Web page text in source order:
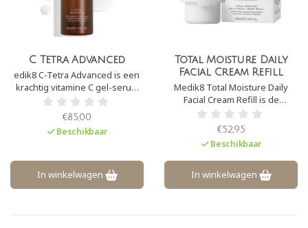
C Tetra Advanced
edik8 C-Tetra Advanced is een
krachtig vitamine C gel-serum
met 20% gestabiliseerde
vitamine C en fyto-
exosomen. Deze formule
verheldert de huid, versterkt de
antioxidant.
€85,00
Beschikbaar
In winkelwagen
Total Moisture Daily
Facial Cream Refill
Medik8 Total Moisture Daily
Facial Cream Refill is de
navulling van Medik8 Total
Moisture Daily Facial Cream. Dit
is een intensief hydraterende
huidlagen diep, om de huid te
voeden en te beschermen.
€52,95
Beschikbaar
In winkelwagen